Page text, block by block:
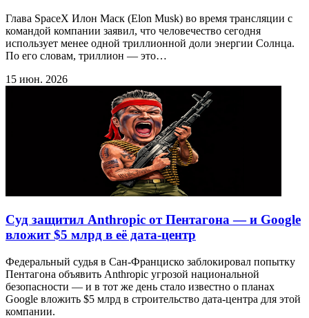
Глава SpaceX Илон Маск (Elon Musk) во время трансляции с
командой компании заявил, что человечество сегодня
использует менее одной триллионной доли энергии Солнца.
По его словам, триллион — это…
15 июн. 2026
Суд защитил Anthropic от Пентагона — и Google
вложит $5 млрд в её дата-центр
Федеральный судья в Сан-Франциско заблокировал попытку
Пентагона объявить Anthropic угрозой национальной
безопасности — и в тот же день стало известно о планах
Google вложить $5 млрд в строительство дата-центра для этой
компании.